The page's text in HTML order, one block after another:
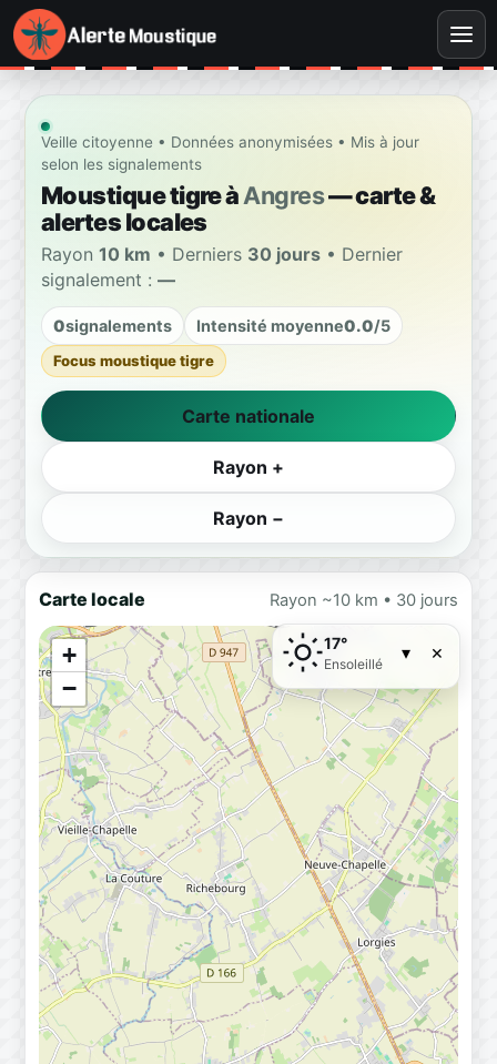
Veille citoyenne • Données anonymisées • Mis à jour
selon les signalements
Moustique tigre àAngres— carte &
alertes locales
Rayon 10 km • Derniers 30 jours • Dernier
signalement : —
0signalements Intensité moyenne0.0/5
Focus moustique tigre
Carte nationale
Rayon +
Rayon −
Carte locale Rayon ~10 km • 30 jours
+
−
17°
Ensoleillé ▾ ×